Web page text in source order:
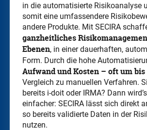
in die automatisierte Risikoanalyse
somit eine umfassendere
andere Produkte. Mit SECIRA
ganzheitliches
Ebenen, in einer dauerhaften,
Form. Durch die hohe
Aufwand und Kosten – oft um bis
Vergleich zu manuellen Verfahren.
bereits i-doit oder IRMA? Dann
einfacher: SECIRA lässt sich direkt
so bereits validierte Daten in der
nutzen.